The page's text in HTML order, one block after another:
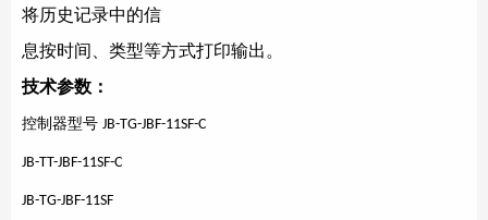
将历史记录中的信
息按时间、类型等方式打印输出。
技术参数：
控制器型号 JB-TG-JBF-11SF-C
JB-TT-JBF-11SF-C
JB-TG-JBF-11SF